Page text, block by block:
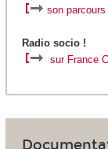
son
Radio socio !
sur France